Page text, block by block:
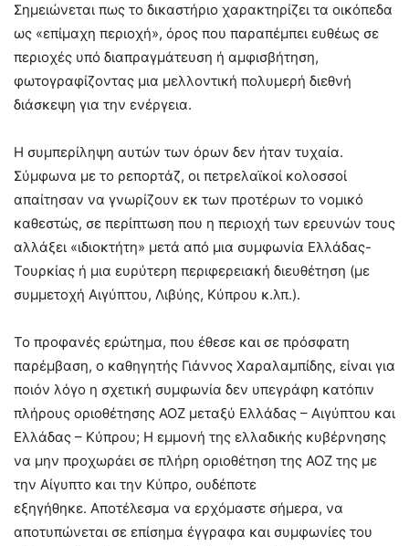
Σημειώνεται πως το δικαστήριο χαρακτηρίζει τα οικόπεδα
ως «επίμαχη περιοχή», όρος που παραπέμπει ευθέως σε
περιοχές υπό διαπραγμάτευση ή αμφισβήτηση,
φωτογραφίζοντας μια μελλοντική πολυμερή διεθνή
διάσκεψη για την ενέργεια.
Η συμπερίληψη αυτών των όρων δεν ήταν τυχαία.
Σύμφωνα με το ρεπορτάζ, οι πετρελαϊκοί κολοσσοί
απαίτησαν να γνωρίζουν εκ των προτέρων το νομικό
καθεστώς, σε περίπτωση που η περιοχή των ερευνών τους
αλλάξει «ιδιοκτήτη» μετά από μια συμφωνία Ελλάδας-
Τουρκίας ή μια ευρύτερη περιφερειακή διευθέτηση (με
συμμετοχή Αιγύπτου, Λιβύης, Κύπρου κ.λπ.).
Το προφανές ερώτημα, που έθεσε και σε πρόσφατη
παρέμβαση, ο καθηγητής Γιάννος Χαραλαμπίδης, είναι για
ποιόν λόγο η σχετική συμφωνία δεν υπεγράφη κατόπιν
πλήρους οριοθέτησης ΑΟΖ μεταξύ Ελλάδας – Αιγύπτου και
Ελλάδας – Κύπρου; Η εμμονή της ελλαδικής κυβέρνησης
να μην προχωράει σε πλήρη οριοθέτηση της ΑΟΖ της με
την Αίγυπτο και την Κύπρο, ουδέποτε
εξηγήθηκε. Αποτέλεσμα να ερχόμαστε σήμερα, να
αποτυπώνεται σε επίσημα έγγραφα και συμφωνίες του